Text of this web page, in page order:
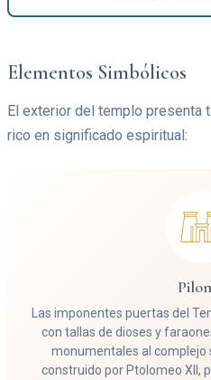
Elementos Simbólicos
El exterior del templo presenta
rico en significado espiritual:
Las imponentes puertas del
con tallas de dioses y
monumentales al complejo
construido por Ptolomeo XII,